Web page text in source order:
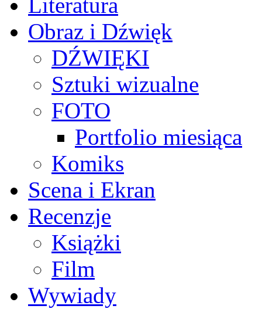
Literatura
Obraz i Dźwięk
DŹWIĘKI
Sztuki wizualne
FOTO
Portfolio miesiąca
Komiks
Scena i Ekran
Recenzje
Książki
Film
Wywiady